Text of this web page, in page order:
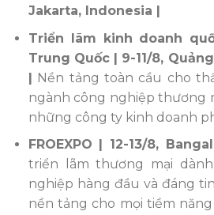
Jakarta, Indonesia |
Triển lãm kinh doanh
Trung Quốc | 9-11/8,
| Nền tảng toàn cầu cho
ngành công nghiệp thương
những công ty kinh doanh
FROEXPO
| 12-13/8,
triển lãm thương mại
nghiệp hàng đầu và đáng
nền tảng cho mọi tiềm